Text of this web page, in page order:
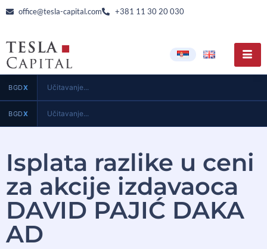
office@tesla-capital.com +381 11 30 20 030
BGDX Učitavanje...
BGDX Učitavanje...
Isplata razlike u ceni
za akcije izdavaoca
DAVID PAJIĆ DAKA
AD